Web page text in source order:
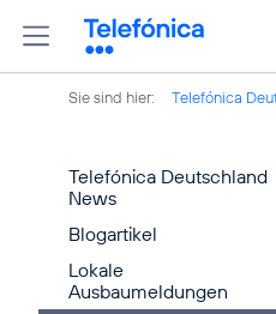
Sie sind hier: Telefónica
Telefónica Deutschland
News
Blogartikel
Lokale
Ausbaumeldungen